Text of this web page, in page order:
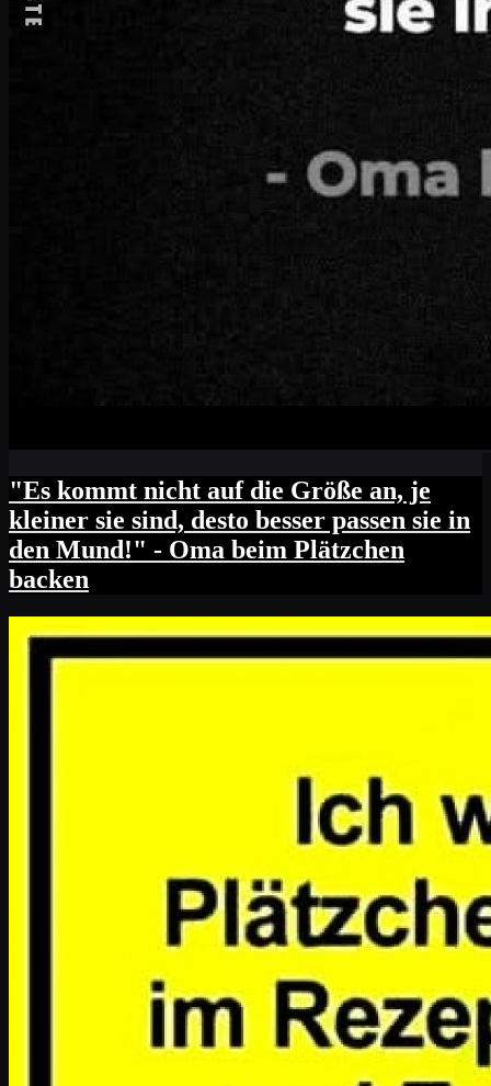
"Es kommt nicht auf die Größe an, je
kleiner sie sind, desto besser passen sie in
den Mund!" - Oma beim Plätzchen
backen